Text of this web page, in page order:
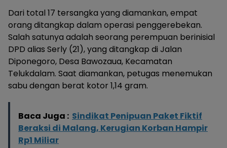
Dari total 17 tersangka yang diamankan, empat
orang ditangkap dalam operasi penggerebekan.
Salah satunya adalah seorang perempuan berinisial
DPD alias Serly (21), yang ditangkap di Jalan
Diponegoro, Desa Bawozaua, Kecamatan
Telukdalam. Saat diamankan, petugas menemukan
sabu dengan berat kotor 1,14 gram.
Baca Juga : Sindikat Penipuan Paket Fiktif
Beraksi di Malang, Kerugian Korban Hampir
Rp1 Miliar